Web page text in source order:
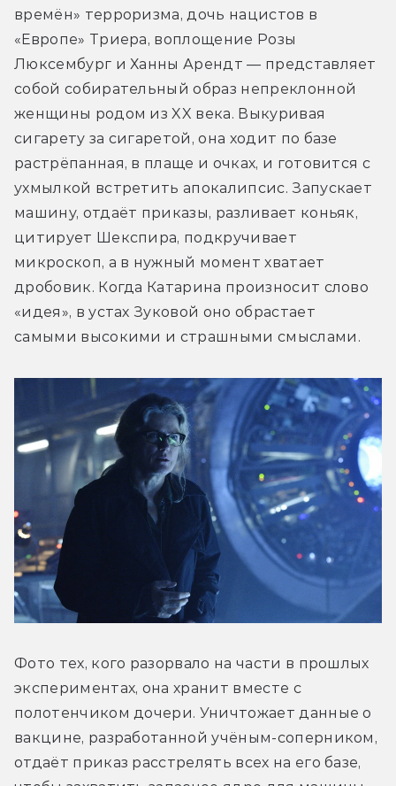
времён» терроризма, дочь нацистов в
«Европе» Триера, воплощение Розы
Люксембург и Ханны Арендт — представляет
собой собирательный образ непреклонной
женщины родом из XX века. Выкуривая
сигарету за сигаретой, она ходит по базе
растрёпанная, в плаще и очках, и готовится с
ухмылкой встретить апокалипсис. Запускает
машину, отдаёт приказы, разливает коньяк,
цитирует Шекспира, подкручивает
микроскоп, а в нужный момент хватает
дробовик. Когда Катарина произносит слово
«идея», в устах Зуковой оно обрастает
самыми высокими и страшными смыслами.
Фото тех, кого разорвало на части в прошлых
экспериментах, она хранит вместе с
полотенчиком дочери. Уничтожает данные о
вакцине, разработанной учёным-соперником,
отдаёт приказ расстрелять всех на его базе,